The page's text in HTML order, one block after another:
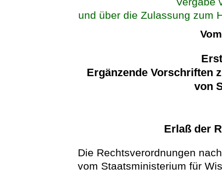
und über die Zulassung zum
Ergänzende Vorschriften
von
Erlaß der
Die Rechtsverordnungen
vom Staatsministerium für